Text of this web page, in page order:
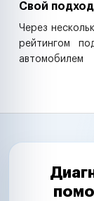
Свой
Через
рейтингом
автомобилем